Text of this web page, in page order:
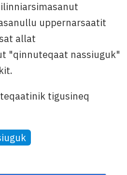
uppernarsaatit
allat
"qinnuteqaat nassiuguk"
tigusineq